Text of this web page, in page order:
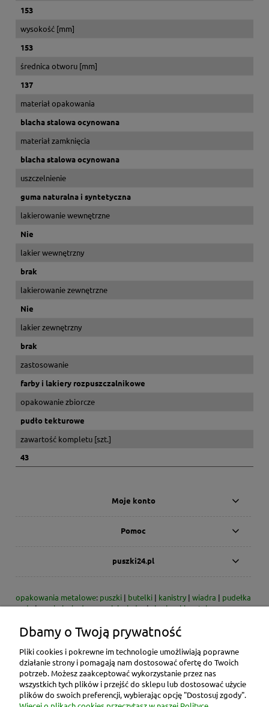
153
wysokość [mm]
153
średnica otworu [mm]
137
materiał opakowania
blacha stalowa ocynowana
materiał zamknięcia
blacha stalowa ocynowana
uszczelnienie
guma naturalna i syntetyczna
lakierowanie wewnętrzne
Nie
lakier wewnętrzny
brak
lakierowanie zewnętrzne
Nie
lakier zewnętrzny
brak
zastosowanie
farby i lakiery rozpuszczalnikowe
opakowanie zbiorcze
pudło tekturowe
zawartość kompletu [szt.]
43
Moje konto
Pomoc
puszki24.pl
opakowania metalowe: puszki | butelki | kanistry | wiadra | pudełka
małe|zamknięcia do puszek i wiader|skarbonki metalowe
* dzisiaj/dni - dotyczy dni roboczych
* zdjęcia produktów - przykładowe zdjęcia danego typu produktu;
rzeczywiste wymiary podane są w opisie / danych technicznych
* ceny produktów zawierają rabat 2% obowiązujący przy płatności
gotówką lub przelewem bankowym
Opakowania metalowe znajdują zastosowanie jako pojemniki m.in.
Dbamy o Twoją prywatność
Pliki cookies i pokrewne im technologie umożliwiają poprawne
działanie strony i pomagają nam dostosować ofertę do Twoich
potrzeb. Możesz zaakceptować wykorzystanie przez nas
wszystkich tych plików i przejść do sklepu lub dostosować użycie
plików do swoich preferencji, wybierając opcję "Dostosuj zgody".